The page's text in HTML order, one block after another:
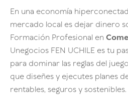
En una economía
mercado local es dejar dinero
Formación Profesional en
Unegocios FEN UCHILE es tu
para dominar las reglas del
que diseñes y ejecutes planes
rentables, seguros y sostenibles.